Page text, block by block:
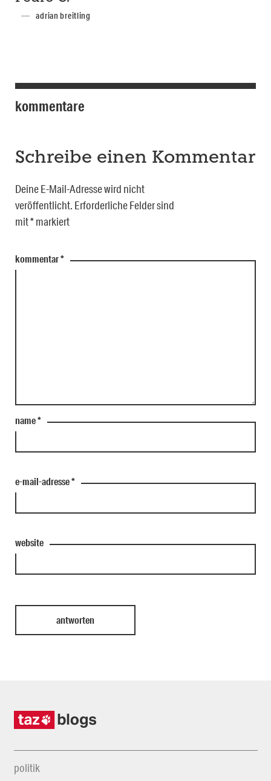
adrian breitling
kommentare
Schreibe einen Kommentar
Deine E-Mail-Adresse wird nicht
veröffentlicht. Erforderliche Felder sind
mit*markiert
kommentar*
name*
e-mail-adresse*
website
politik